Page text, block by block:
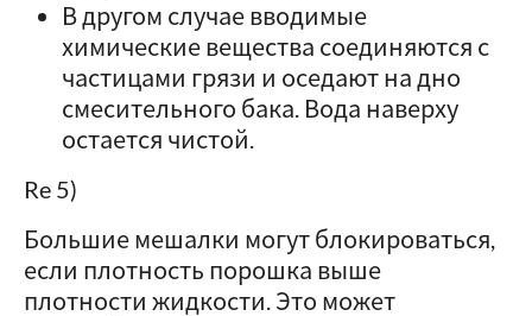
В другом случае вводимые
химические вещества соединяются с
частицами грязи и оседают на дно
смесительного бака. Вода наверху
остается чистой.
Re 5)
Большие мешалки могут блокироваться,
если плотность порошка выше
плотности жидкости. Это может